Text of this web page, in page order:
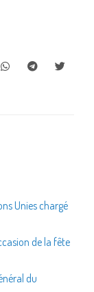
Unies chargé
de la fête
du